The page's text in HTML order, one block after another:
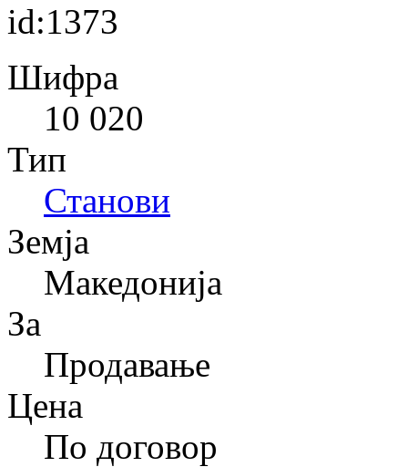
id:1373
Шифра
10 020
Тип
Станови
Земја
Македонија
За
Продавање
Цена
По договор